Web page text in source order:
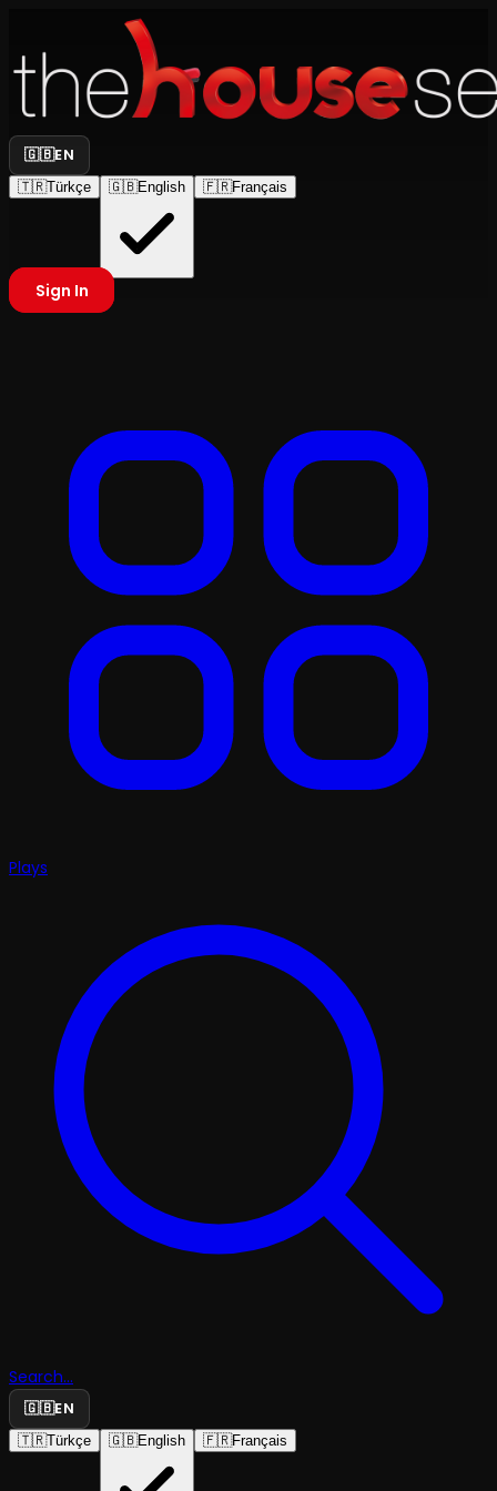
🇬🇧EN
🇹🇷Türkçe 🇬🇧English 🇫🇷Français
Sign In
Plays
Search...
🇬🇧EN
🇹🇷Türkçe 🇬🇧English 🇫🇷Français